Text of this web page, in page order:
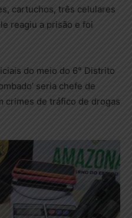
cartuchos, três celulares
reagiu a prisão e foi
do meio do 6° Distrito
seria chefe de
crimes de tráfico de drogas